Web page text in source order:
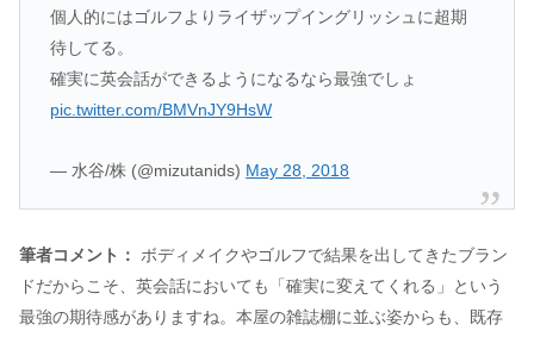
個人的にはゴルフよりライザップイングリッシュに超期
待してる。
確実に英会話ができるようになるなら最強でしょ
pic.twitter.com/BMVnJY9HsW
— 水谷/株 (@mizutanids) May 28, 2018
筆者コメント： ボディメイクやゴルフで結果を出してきたブラン
ドだからこそ、英会話においても「確実に変えてくれる」という
最強の期待感がありますね。本屋の雑誌棚に並ぶ姿からも、既存